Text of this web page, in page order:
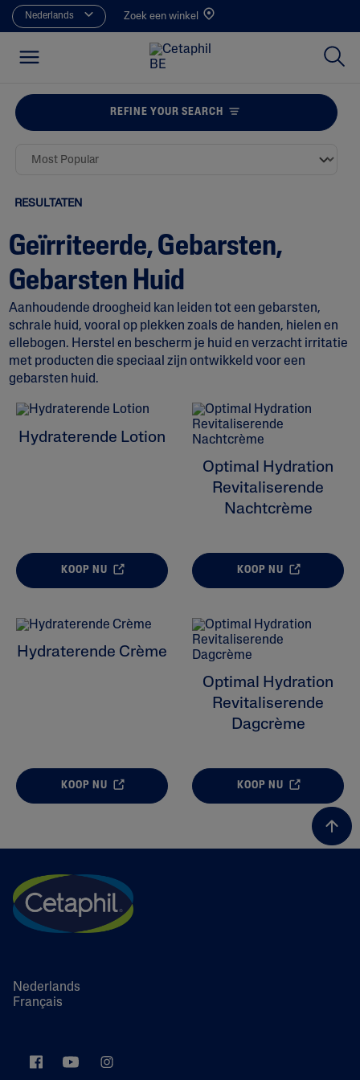
Nederlands Zoek een winkel
REFINE YOUR SEARCH
ALL FILTERS
Product Lines
RESULTATEN
Geïrriteerde, Gebarsten,
Gebarsten Huid
Aanhoudende droogheid kan leiden tot een gebarsten,
schrale huid, vooral op plekken zoals de handen, hielen en
ellebogen. Herstel en bescherm je huid en verzacht irritatie
met producten die speciaal zijn ontwikkeld voor een
gebarsten huid.
Hydraterende Lotion
KOOP NU
Optimal Hydration
Revitaliserende
Nachtcrème
KOOP NU
Hydraterende Crème
KOOP NU
Optimal Hydration
Revitaliserende
Dagcrème
KOOP NU
Nederlands
Français